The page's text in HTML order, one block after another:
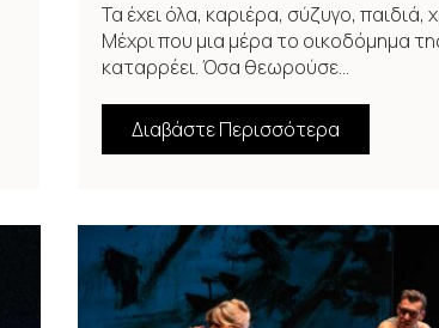
Τα έχει όλα, καριέρα, σύζυγο, παιδιά,
Μέχρι που μια μέρα το οικοδόμημα
καταρρέει. Όσα θεωρούσε...
Διαβάστε Περισσότερα